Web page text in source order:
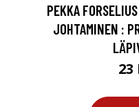
PEKKA
JOHTAMINEN :
23